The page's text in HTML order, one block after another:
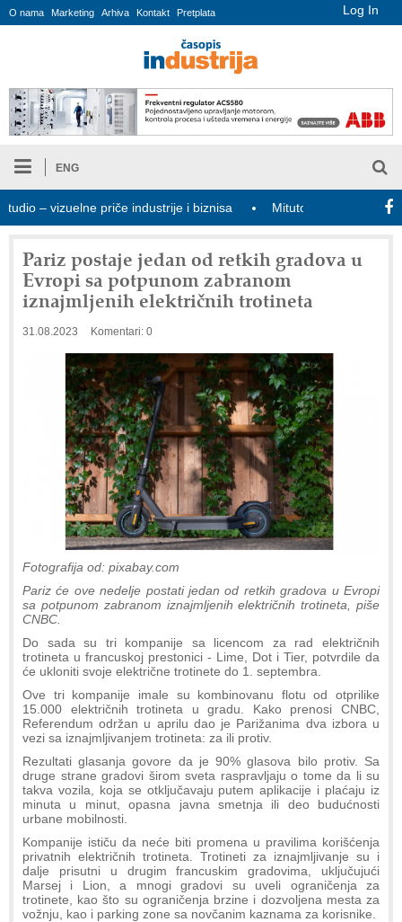
Log In
O nama Marketing Arhiva Kontakt Pretplata
ENG
– vizuelne priče industrije i biznisa Mitutoyo Crysta-Apex V
Pariz postaje jedan od retkih gradova u
Evropi sa potpunom zabranom
iznajmljenih električnih trotineta
31.08.2023 Komentari: 0
Fotografija od: pixabay.com
Pariz će ove nedelje postati jedan od retkih gradova u Evropi
sa potpunom zabranom iznajmljenih električnih trotineta, piše
CNBC.
Do sada su tri kompanije sa licencom za rad električnih
trotineta u francuskoj prestonici - Lime, ​​Dot i Tier, potvrdile da
će ukloniti svoje električne trotinete do 1. septembra.
Ove tri kompanije imale su kombinovanu flotu od otprilike
15.000 električnih trotineta u gradu. Kako prenosi CNBC,
Referendum održan u aprilu dao je Parižanima dva izbora u
vezi sa iznajmljivanjem trotineta: za ili protiv.
Rezultati glasanja govore da je 90% glasova bilo protiv. Sa
druge strane gradovi širom sveta raspravljaju o tome da li su
takva vozila, koja se otključavaju putem aplikacije i plaćaju iz
minuta u minut, opasna javna smetnja ili deo budućnosti
urbane mobilnosti.
Kompanije ističu da neće biti promena u pravilima korišćenja
privatnih električnih trotineta. Trotineti za iznajmljivanje su i
dalje prisutni u drugim francuskim gradovima, uključujući
Marsej i Lion, a mnogi gradovi su uveli ograničenja za
trotinete, kao što su ograničenja brzine i dozvoljena mesta za
vožnju, kao i parking zone sa novčanim kaznama za korisnike.